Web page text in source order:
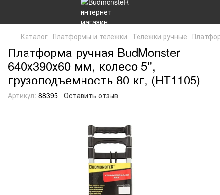
Каталог Платформы и тележки Тележки ручные
Платформа ручная BudMonster
640х390х60 мм, колесо 5'',
грузоподъемность 80 кг, (HT1105)
Артикул: 88395 Оставить отзыв